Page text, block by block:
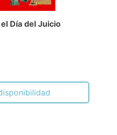
Día del Juicio